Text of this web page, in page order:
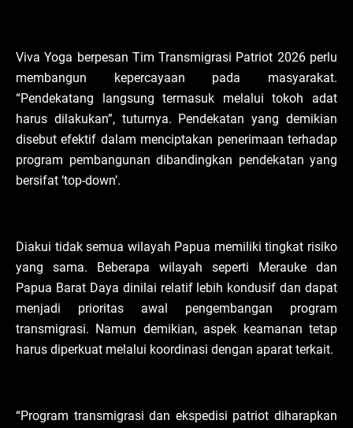
Viva Yoga berpesan Tim Transmigrasi Patriot 2026 perlu
membangun kepercayaan pada masyarakat.
“Pendekatang langsung termasuk melalui tokoh adat
harus dilakukan”, tuturnya. Pendekatan yang demikian
disebut efektif dalam menciptakan penerimaan terhadap
program pembangunan dibandingkan pendekatan yang
bersifat ‘top-down’.
Diakui tidak semua wilayah Papua memiliki tingkat risiko
yang sama. Beberapa wilayah seperti Merauke dan
Papua Barat Daya dinilai relatif lebih kondusif dan dapat
menjadi prioritas awal pengembangan program
transmigrasi. Namun demikian, aspek keamanan tetap
harus diperkuat melalui koordinasi dengan aparat terkait.
“Program transmigrasi dan ekspedisi patriot diharapkan